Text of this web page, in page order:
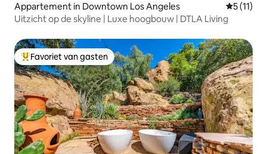
Appartement in Downtown Los Angeles
5 (11)
Uitzicht op de skyline | Luxe hoogbouw | DTLA Living
Topfavoriet van gasten
Favoriet van gasten